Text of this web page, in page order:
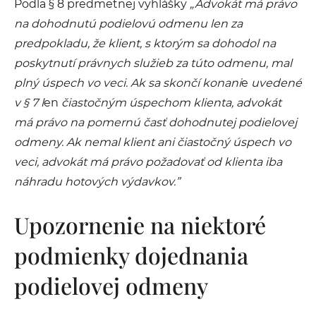
Podľa § 8 predmetnej vyhlášky „Advokát má právo
na dohodnutú podielovú odmenu len za
predpokladu, že klient, s ktorým sa dohodol na
poskytnutí právnych služieb za túto odmenu, mal
plný úspech vo veci. Ak sa skončí konanie uvedené
v § 7 len čiastočným úspechom klienta, advokát
má právo na pomernú časť dohodnutej podielovej
odmeny. Ak nemal klient ani čiastočný úspech vo
veci, advokát má právo požadovať od klienta iba
náhradu hotových výdavkov.”
Upozornenie na niektoré
podmienky dojednania
podielovej odmeny